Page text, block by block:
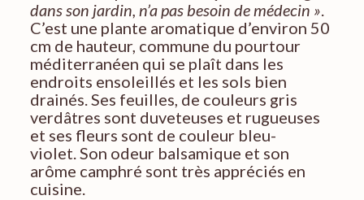
dans son jardin, n’a pas besoin de médecin »
C’est une plante aromatique d’environ 50
cm de hauteur, commune du pourtour
méditerranéen qui se plaît dans les
endroits ensoleillés et les sols bien
drainés. Ses feuilles, de couleurs gris
verdâtres sont duveteuses et rugueuses
et ses fleurs sont de couleur bleu-
violet. Son odeur balsamique et son
arôme camphré sont très appréciés en
cuisine.